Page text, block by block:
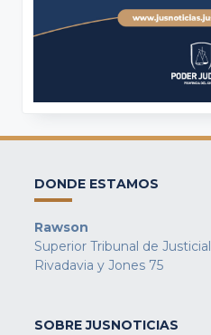
DONDE ESTAMOS
Rawson
Superior Tribunal de Justicial
Rivadavia y Jones 75
SOBRE JUSNOTICIAS